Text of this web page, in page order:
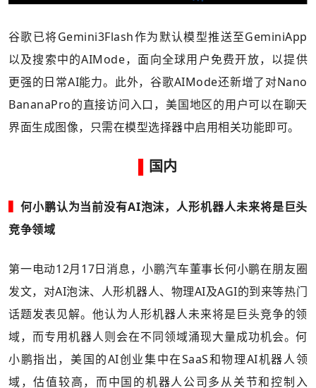
谷歌已将Gemini3Flash作为默认模型推送至GeminiApp
以及搜索中的AIMode，面向全球用户免费开放，以提供
更强的日常AI能力。此外，谷歌AIMode还新增了对Nano
BananaPro的直接访问入口，美国地区的用户可以在聊天
界面生成图像，只需在模型选择器中启用相关功能即可。
国内
何小鹏认为当前没有AI泡沫，人形机器人未来将是巨头
竞争领域
第一电动12月17日消息，小鹏汽车董事长何小鹏在朋友圈
发文，对AI泡沫、人形机器人、物理AI及AGI的到来等热门
话题发表见解。他认为人形机器人未来将是巨头竞争的领
域，而专用机器人则会在不同领域涌现大量成功机会。何
小鹏指出，美国的AI创业集中在SaaS和物理AI机器人领
域，估值较高，而中国的机器人公司多从关节和控制入